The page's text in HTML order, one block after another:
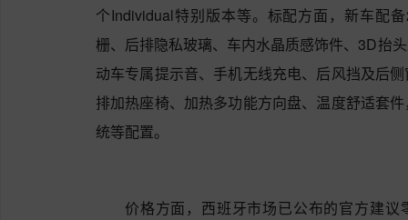
个Individual特别版本等。标配方面，新车配
栅、后排隐私玻璃、车内水晶质感饰件、3D抬
动车专属提示音、手机无线充电、后风挡及后
排加热座椅、加热多功能方向盘、温度舒适套
统等配置。
价格方面，西班牙市场已公布的官方建